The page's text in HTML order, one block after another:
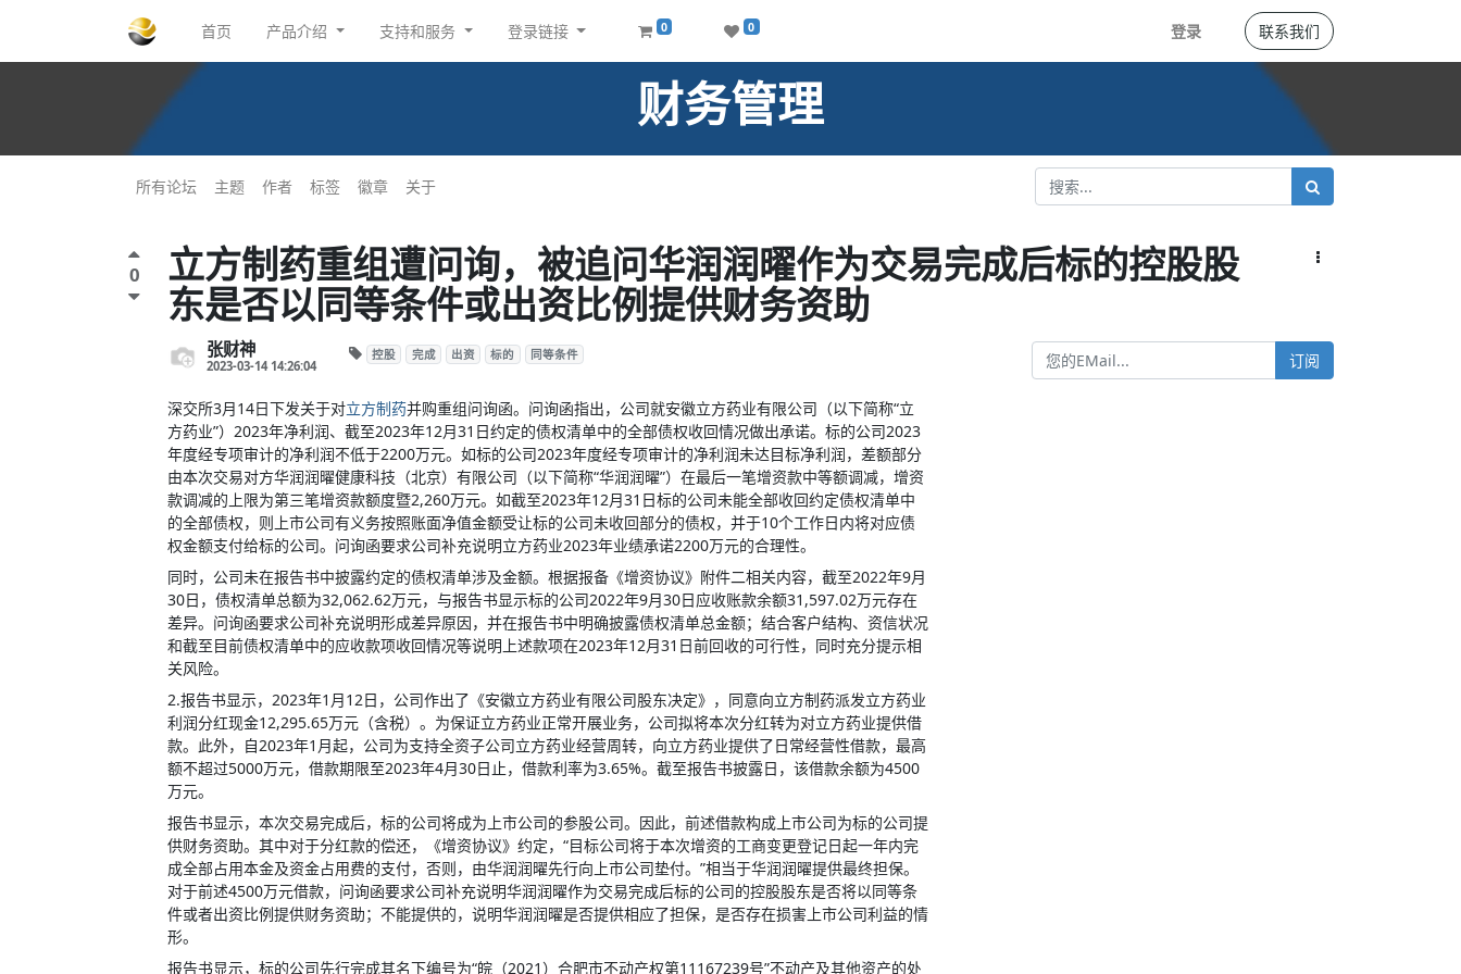
首页 产品介绍 支持和服务 登录链接 0 0 登录 联系我们
财务管理
所有论坛 主题 作者 标签 徽章 关于
0 立方制药重组遭问询，被追问华润润曜作为交易完成后标的控股股
东是否以同等条件或出资比例提供财务资助
张财神
2023-03-14 14:26:04 订阅
控股 完成 出资 标的 同等条件
深交所3月14日下发关于对立方制药并购重组问询函。问询函指出，公司就安徽立方药业有限公司（以下简称“立
方药业”）2023年净利润、截至2023年12月31日约定的债权清单中的全部债权收回情况做出承诺。标的公司2023
年度经专项审计的净利润不低于2200万元。如标的公司2023年度经专项审计的净利润未达目标净利润，差额部分
由本次交易对方华润润曜健康科技（北京）有限公司（以下简称“华润润曜”）在最后一笔增资款中等额调减，增资
款调减的上限为第三笔增资款额度暨2,260万元。如截至2023年12月31日标的公司未能全部收回约定债权清单中
的全部债权，则上市公司有义务按照账面净值金额受让标的公司未收回部分的债权，并于10个工作日内将对应债
权金额支付给标的公司。问询函要求公司补充说明立方药业2023年业绩承诺2200万元的合理性。
同时，公司未在报告书中披露约定的债权清单涉及金额。根据报备《增资协议》附件二相关内容，截至2022年9月
30日，债权清单总额为32,062.62万元，与报告书显示标的公司2022年9月30日应收账款余额31,597.02万元存在
差异。问询函要求公司补充说明形成差异原因，并在报告书中明确披露债权清单总金额；结合客户结构、资信状况
和截至目前债权清单中的应收款项收回情况等说明上述款项在2023年12月31日前回收的可行性，同时充分提示相
关风险。
2.报告书显示，2023年1月12日，公司作出了《安徽立方药业有限公司股东决定》，同意向立方制药派发立方药业
利润分红现金12,295.65万元（含税）。为保证立方药业正常开展业务，公司拟将本次分红转为对立方药业提供借
款。此外，自2023年1月起，公司为支持全资子公司立方药业经营周转，向立方药业提供了日常经营性借款，最高
额不超过5000万元，借款期限至2023年4月30日止，借款利率为3.65%。截至报告书披露日，该借款余额为4500
万元。
报告书显示，本次交易完成后，标的公司将成为上市公司的参股公司。因此，前述借款构成上市公司为标的公司提
供财务资助。其中对于分红款的偿还，《增资协议》约定，“目标公司将于本次增资的工商变更登记日起一年内完
成全部占用本金及资金占用费的支付，否则，由华润润曜先行向上市公司垫付。”相当于华润润曜提供最终担保。
对于前述4500万元借款，问询函要求公司补充说明华润润曜作为交易完成后标的公司的控股股东是否将以同等条
件或者出资比例提供财务资助；不能提供的，说明华润润曜是否提供相应了担保，是否存在损害上市公司利益的情
形。
报告书显示，标的公司先行完成其名下编号为“皖（2021）合肥市不动产权第11167239号”不动产及其他资产的处